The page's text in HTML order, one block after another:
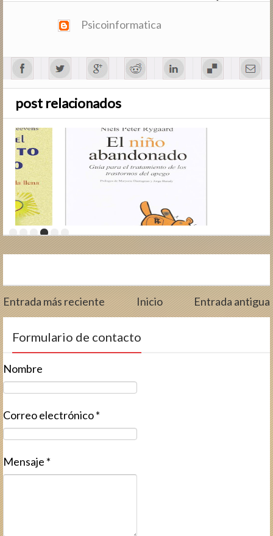
Psicoinformatica
post relacionados
Entrada más reciente Inicio Entrada antigua
Formulario de contacto
Nombre
Correo electrónico*
Mensaje *